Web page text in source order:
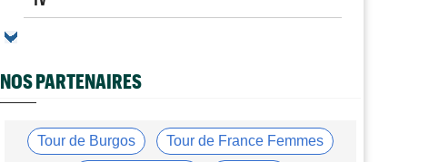
Tour de France Femmes
mais…"
NOS PARTENAIRES
Tour de Burgos Tour de France Femmes